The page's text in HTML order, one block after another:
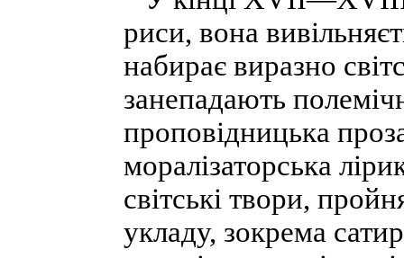
риси, вона
набирає виразно
занепадають
проповідницька
моралізаторська
світські твори,
укладу, зокрема